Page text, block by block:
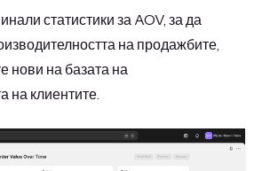
статистики за AOV, за да
на продажбите,
нови на базата на
на клиентите.